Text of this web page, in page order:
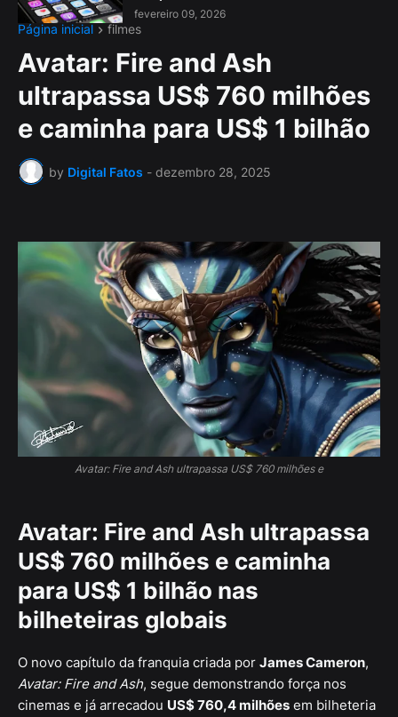
fevereiro 09, 2026
Página inicial filmes
Avatar: Fire and Ash
ultrapassa US$ 760 milhões
e caminha para US$ 1 bilhão
by Digital Fatos - dezembro 28, 2025
Avatar: Fire and Ash ultrapassa US$ 760 milhões e
Avatar: Fire and Ash ultrapassa
US$ 760 milhões e caminha
para US$ 1 bilhão nas
bilheteiras globais
O novo capítulo da franquia criada por James Cameron,
Avatar: Fire and Ash, segue demonstrando força nos
cinemas e já arrecadou US$ 760,4 milhões em bilheteria